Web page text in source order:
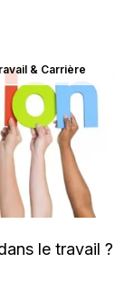
vos passions.
une
Dans un
& Carrière
le travail ?